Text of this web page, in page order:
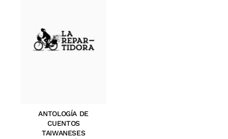
ANTOLOGÍA DE
CUENTOS
TAIWANESES